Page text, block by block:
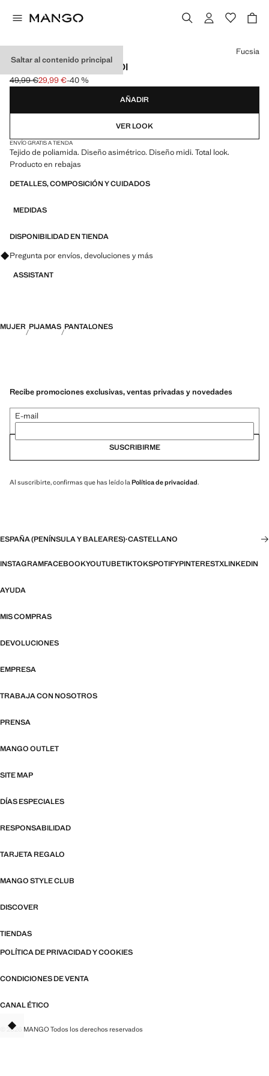
Saltar al contenido principal
FALDA ASIMÉTRICA MIDI
Precio inicial tachado [49,99 € ]
49,99 €
Precio actual [29,99 € ]
29,99 €-40 %
Selecciona un color
Fucsia
AÑADIR
VER LOOK
ENVÍO GRATIS A TIENDA
Tejido de poliamida. Diseño asimétrico. Diseño midi. Total look.
Producto en rebajas
DETALLES, COMPOSICIÓN Y CUIDADOS
MEDIDAS
DISPONIBILIDAD EN TIENDA
Pregunta por envíos, devoluciones y más
ASSISTANT
MUJER PIJAMAS PANTALONES
Recibe promociones exclusivas, ventas privadas y novedades
E-mail
SUSCRIBIRME
Al suscribirte, confirmas que has leído la Política de privacidad.
ESPAÑA (PENÍNSULA Y BALEARES)·CASTELLANO
INSTAGRAMFACEBOOKYOUTUBETIKTOKSPOTIFYPINTERESTXLINKEDIN
AYUDA
MIS COMPRAS
DEVOLUCIONES
EMPRESA
TRABAJA CON NOSOTROS
PRENSA
MANGO OUTLET
SITE MAP
DÍAS ESPECIALES
RESPONSABILIDAD
TARJETA REGALO
MANGO STYLE CLUB
DISCOVER
TIENDAS
POLÍTICA DE PRIVACIDAD Y COOKIES
CONDICIONES DE VENTA
CANAL ÉTICO
© 2026 MANGO Todos los derechos reservados